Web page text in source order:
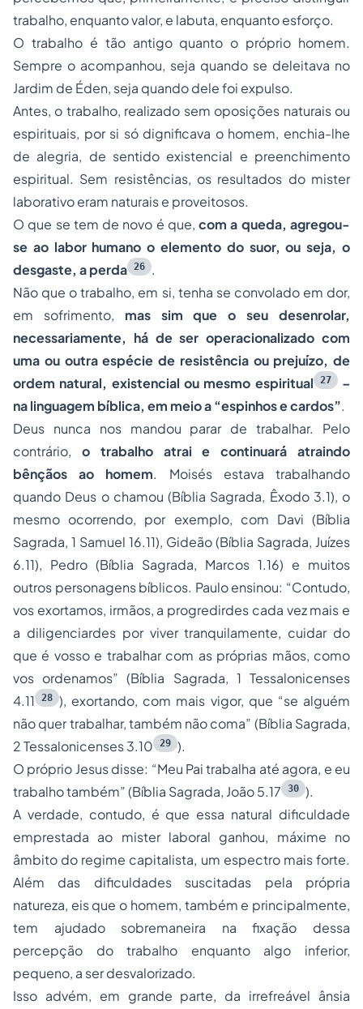
trabalho, enquanto valor, e labuta, enquanto esforço.
O trabalho é tão antigo quanto o próprio homem.
Sempre o acompanhou, seja quando se deleitava no
Jardim de Éden, seja quando dele foi expulso.
Antes, o trabalho, realizado sem oposições naturais ou
espirituais, por si só dignificava o homem, enchia-lhe
de alegria, de sentido existencial e preenchimento
espiritual. Sem resistências, os resultados do mister
laborativo eram naturais e proveitosos.
O que se tem de novo é que,com a queda, agregou-
se ao labor humano o elemento do suor, ou seja, o
desgaste, a perda 26
.
Não que o trabalho, em si, tenha se convolado em dor,
em sofrimento, mas sim que o seu desenrolar,
necessariamente, há de ser operacionalizado com
uma ou outra espécie de resistência ou prejuízo, de
ordem natural, existencial ou mesmo espiritual
27 –
na linguagem bíblica, em meio a “espinhos e cardos”.
Deus nunca nos mandou parar de trabalhar. Pelo
contrário, o trabalho atrai e continuará atraindo
bênçãos ao homem. Moisés estava trabalhando
quando Deus o chamou (Bíblia Sagrada, Êxodo 3.1), o
mesmo ocorrendo, por exemplo, com Davi (Bíblia
Sagrada, 1 Samuel 16.11), Gideão (Bíblia Sagrada, Juízes
6.11), Pedro (Bíblia Sagrada, Marcos 1.16) e muitos
outros personagens bíblicos. Paulo ensinou: “Contudo,
vos exortamos, irmãos, a progredirdes cada vez mais e
a diligenciardes por viver tranquilamente, cuidar do
que é vosso e trabalhar com as próprias mãos, como
vos ordenamos” (Bíblia Sagrada, 1 Tessalonicenses
4.11
28 ), exortando, com mais vigor, que “se alguém
não quer trabalhar, também não coma” (Bíblia Sagrada,
2 Tessalonicenses 3.10
29 ).
O próprio Jesus disse: “Meu Pai trabalha até agora, e eu
trabalho também” (Bíblia Sagrada, João 5.17
30 ).
A verdade, contudo, é que essa natural dificuldade
emprestada ao mister laboral ganhou, máxime no
âmbito do regime capitalista, um espectro mais forte.
Além das dificuldades suscitadas pela própria
natureza, eis que o homem, também e principalmente,
tem ajudado sobremaneira na fixação dessa
percepção do trabalho enquanto algo inferior,
pequeno, a ser desvalorizado.
Isso advém, em grande parte, da irrefreável ânsia